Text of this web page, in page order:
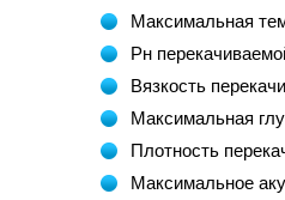
Максимальная
Рн
Вязкость
Максимальная
Плотность
Максимальное